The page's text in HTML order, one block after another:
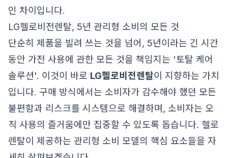
인 차이입니다.
LG헬로비전렌탈, 5년 관리형 소비의 모든 것
단순히 제품을 빌려 쓰는 것을 넘어, 5년이라는 긴 시간
동안 가전 사용에 관한 모든 것을 책임지는 '토탈 케어
솔루션'. 이것이 바로 LG헬로비전렌탈이 지향하는 가치
입니다. 구매 방식에서는 소비자가 감수해야 했던 모든
불편함과 리스크를 시스템으로 해결하며, 소비자는 오
직 사용의 즐거움에만 집중할 수 있도록 돕습니다. 헬로
렌탈이 제공하는 관리형 소비 모델의 핵심 요소들을 자